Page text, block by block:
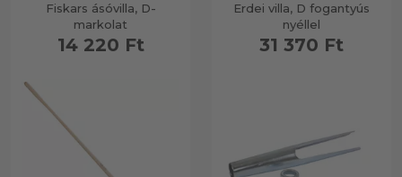
Fiskars ásóvilla, D-
markolat
14 220 Ft
Erdei villa, D fogantyús
nyéllel
31 370 Ft